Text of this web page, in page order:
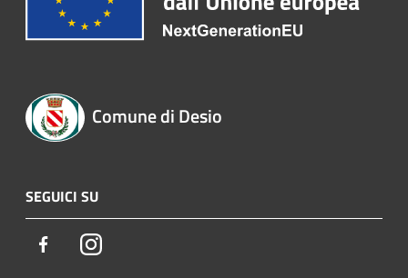
Comune di Desio
SEGUICI SU
FacebookInstagram